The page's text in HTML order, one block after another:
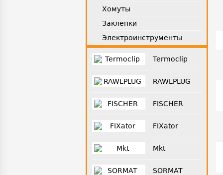
Хомуты
Заклепки
Электроинструменты
Termoclip
RAWLPLUG
FISCHER
FIXator
Mkt
SORMAT